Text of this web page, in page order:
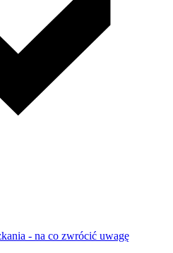
- na co zwrócić uwagę